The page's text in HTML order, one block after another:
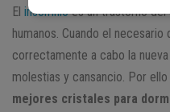
El insomnioes un trastorno del
humanos. Cuando el
correctamente a cabo la
molestias y cansancio. Por
mejores cristales para